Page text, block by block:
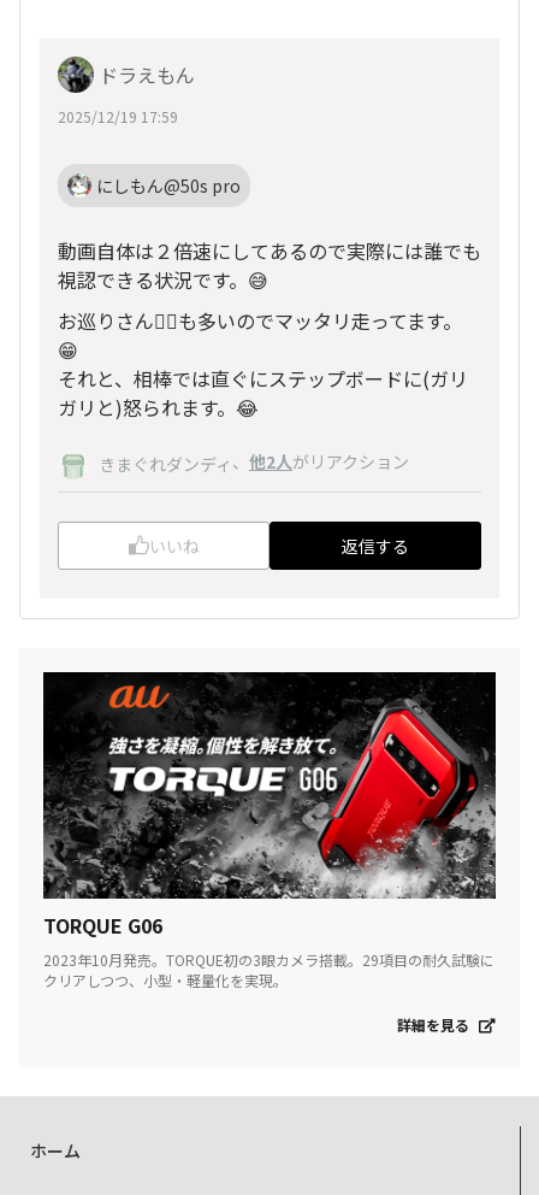
ドラえもん
2025/12/19 17:59
にしもん@50s pro
動画自体は２倍速にしてあるので実際には誰でも
視認できる状況です。😅
お巡りさん👮‍♂️も多いのでマッタリ走ってます。
😁
それと、相棒では直ぐにステップボードに(ガリ
ガリと)怒られます。😂
きまぐれダンディ 、 他2人がリアクション
いいね 返信する
TORQUE G06
2023年10月発売。TORQUE初の3眼カメラ搭載。29項目の耐久試験に
クリアしつつ、小型・軽量化を実現。
詳細を見る
ホーム